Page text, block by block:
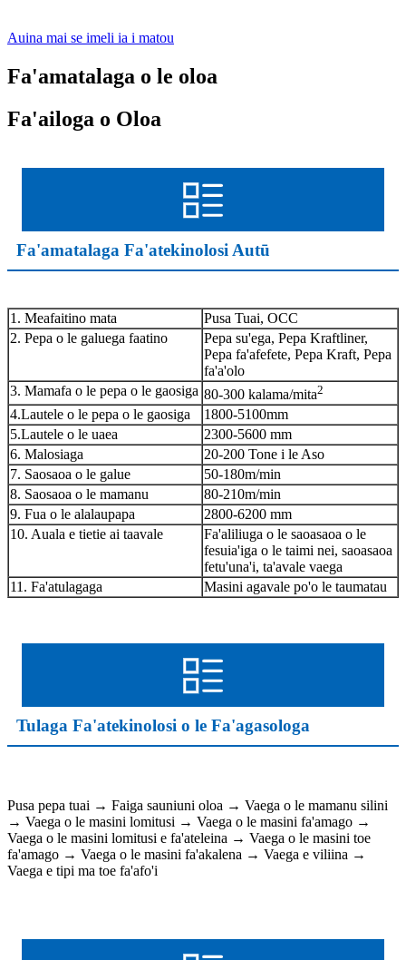
Auina mai se imeli ia i matou
Fa'amatalaga o le oloa
Fa'ailoga o Oloa
Fa'amatalaga Fa'atekinolosi Autū
1. Meafaitino mata
Pusa Tuai, OCC
2. Pepa o le galuega faatino
Pepa su'ega, Pepa Kraftliner,
Pepa fa'afefete, Pepa Kraft, Pepa
fa'a'olo
3. Mamafa o le pepa o le gaosiga 80-300 kalama/mita2
4.Lautele o le pepa o le gaosiga
1800-5100mm
5.Lautele o le uaea
2300-5600 mm
6. Malosiaga
20-200 Tone i le Aso
7. Saosaoa o le galue
50-180m/min
8. Saosaoa o le mamanu
80-210m/min
9. Fua o le alalaupapa
2800-6200 mm
10. Auala e tietie ai taavale
Fa'aliliuga o le saoasaoa o le
fesuia'iga o le taimi nei, saoasaoa
fetu'una'i, ta'avale vaega
11. Fa'atulagaga
Masini agavale po'o le taumatau
Tulaga Fa'atekinolosi o le Fa'agasologa
Pusa pepa tuai → Faiga sauniuni oloa → Vaega o le mamanu silini
→ Vaega o le masini lomitusi → Vaega o le masini fa'amago →
Vaega o le masini lomitusi e fa'ateleina → Vaega o le masini toe
fa'amago → Vaega o le masini fa'akalena → Vaega e viliina →
Vaega e tipi ma toe fa'afo'i